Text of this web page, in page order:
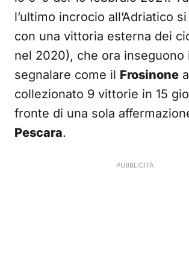
l’ultimo incrocio all’Adriatico
con una vittoria esterna dei
nel 2020), che ora inseguono
segnalare come il Frosinone
collezionato 9 vittorie in 15
fronte di una sola
Pescara.